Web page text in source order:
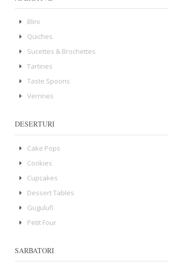
Blini
Quiches
Sucettes & Brochettes
Tartines
Taste Spoons
Verrines
DESERTURI
Cake Pops
Cookies
Cupcakes
Dessert Tables
Gugulufi
Petit Four
SARBATORI